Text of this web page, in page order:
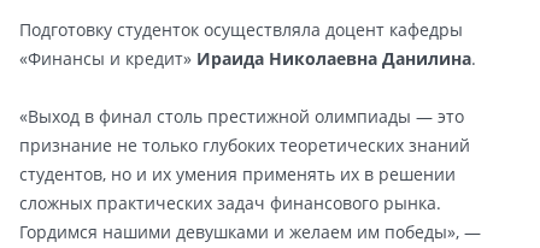
Подготовку студенток осуществляла доцент кафедры
«Финансы и кредит» Ираида Николаевна Данилина.
«Выход в финал столь престижной олимпиады — это
признание не только глубоких теоретических знаний
студентов, но и их умения применять их в решении
сложных практических задач финансового рынка.
Гордимся нашими девушками и желаем им победы», —